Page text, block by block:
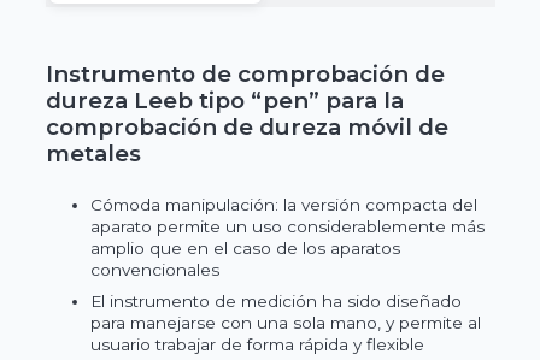
Instrumento de comprobación de
dureza Leeb tipo “pen” para la
comprobación de dureza móvil de
metales
Cómoda manipulación: la versión compacta del
aparato permite un uso considerablemente más
amplio que en el caso de los aparatos
convencionales
El instrumento de medición ha sido diseñado
para manejarse con una sola mano, y permite al
usuario trabajar de forma rápida y flexible